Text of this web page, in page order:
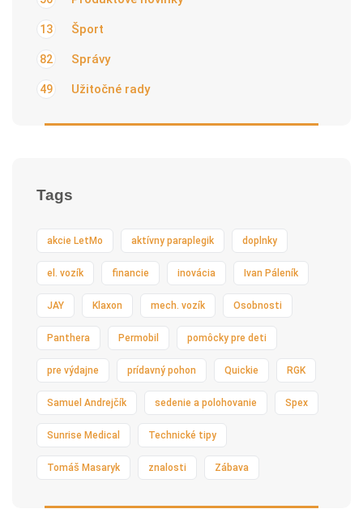
Šport
13
Správy
82
Užitočné rady
49
Tags
akcie LetMo aktívny paraplegik doplnky
el. vozík financie inovácia Ivan Páleník
JAY Klaxon mech. vozík Osobnosti
Panthera Permobil pomôcky pre deti
pre výdajne prídavný pohon Quickie RGK
Samuel Andrejčík sedenie a polohovanie Spex
Sunrise Medical Technické tipy
Tomáš Masaryk znalosti Zábava